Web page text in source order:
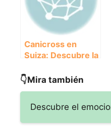
Canicross en
Suiza: Descubre la
experiencia de
maravillosos
paisajes suizos
👇Mira también
Descubre el